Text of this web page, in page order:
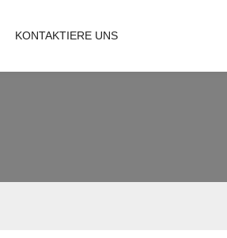
KONTAKTIERE UNS